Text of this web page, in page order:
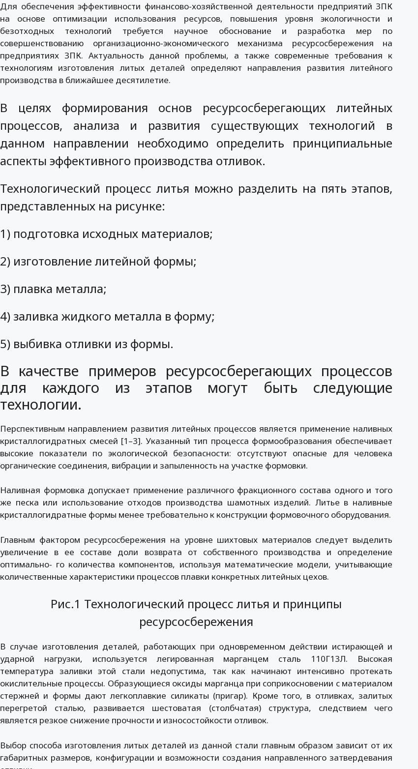
Для обеспечения эффективности финансово-хозяйственной деятельности предприятий ЗПК
на основе оптимизации использования ресурсов, повышения уровня экологичности и
безотходных технологий требуется научное обоснование и разработка мер по
совершенствованию организационно-экономического механизма ресурсосбережения на
предприятиях ЗПК. Актуальность данной проблемы, а также современные требования к
технологиям изготовления литых деталей определяют направления развития литейного
производства в ближайшее десятилетие.
В целях формирования основ ресурсосберегающих литейных
процессов, анализа и развития существующих технологий в
данном направлении необходимо определить принципиальные
аспекты эффективного производства отливок.
Технологический процесс литья можно разделить на пять этапов,
представленных на рисунке:
1) подготовка исходных материалов;
2) изготовление литейной формы;
3) плавка металла;
4) заливка жидкого металла в форму;
5) выбивка отливки из формы.
В качестве примеров ресурсосберегающих процессов
для каждого из этапов могут быть следующие
технологии.
Перспективным направлением развития литейных процессов является применение наливных
кристаллогидратных смесей [1–3]. Указанный тип процесса формообразования обеспечивает
высокие показатели по экологической безопасности: отсутствуют опасные для человека
органические соединения, вибрации и запыленность на участке формовки.
Наливная формовка допускает применение различного фракционного состава одного и того
же песка или использование отходов производства шамотных изделий. Литье в наливные
кристаллогидратные формы менее требовательно к конструкции формовочного оборудования.
Главным фактором ресурсосбережения на уровне шихтовых материалов следует выделить
увеличение в ее составе доли возврата от собственного производства и определение
оптимально- го количества компонентов, используя математические модели, учитывающие
количественные характеристики процессов плавки конкретных литейных цехов.
Рис.1 Технологический процесс литья и принципы
ресурсосбережения
В случае изготовления деталей, работающих при одновременном действии истирающей и
ударной нагрузки, используется легированная марганцем сталь 110Г13Л. Высокая
температура заливки этой стали недопустима, так как начинают интенсивно протекать
окислительные процессы. Образующиеся оксиды марганца при соприкосновении с материалом
стержней и формы дают легкоплавкие силикаты (пригар). Кроме того, в отливках, залитых
перегретой сталью, развивается шестоватая (столбчатая) структура, следствием чего
является резкое снижение прочности и износостойкости отливок.
Выбор способа изготовления литых деталей из данной стали главным образом зависит от их
габаритных размеров, конфигурации и возможности создания направленного затвердевания